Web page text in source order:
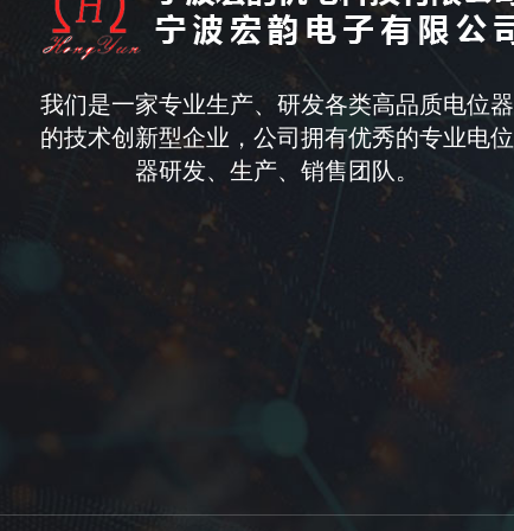
我们是一家专业生产、研发各类高品质电位器
的技术创新型企业，公司拥有优秀的专业电位
器研发、生产、销售团队。